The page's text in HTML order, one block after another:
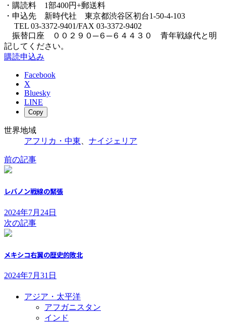
・購読料 1部400円+郵送料
・申込先 新時代社 東京都渋谷区初台1-50-4-103
TEL 03-3372-9401/FAX 03-3372-9402
振替口座 ００２９０─６─６４４３０ 青年戦線代と明
記してください。
購読申込み
Facebook
X
Bluesky
LINE
Copy
世界地域
アフリカ・中東
ナイジェリア
前の記事
レバノン戦線の緊張
2024年7月24日
次の記事
メキシコ右翼の歴史的敗北
2024年7月31日
アジア・太平洋
アフガニスタン
インド